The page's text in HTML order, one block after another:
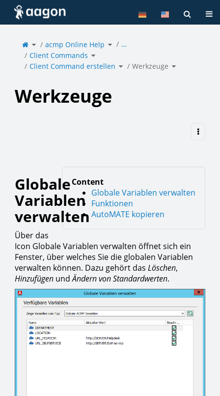
Home
Toggle
the
parent
tree
of
Werkzeuge.
acmp Online Help Toggle
the
hierarchy
tree
…
Client Commands Toggle
the
hierarchy
tree
under
Client
Commands.
Client Command erstellen Toggle
the
hierarchy
tree
Werkzeuge Toggle
the
hierarchy
tree
Werkzeuge
Content
Globale Variablen verwalten
Funktionen
AutoMATE kopieren
Globale
Variablen
verwalten
Über das
Icon Globale Variablen verwalten öffnet sich ein
Fenster, über welches Sie die globalen Variablen
verwalten können. Dazu gehört das Löschen,
Hinzufügen undÄndern von Standardwerten.